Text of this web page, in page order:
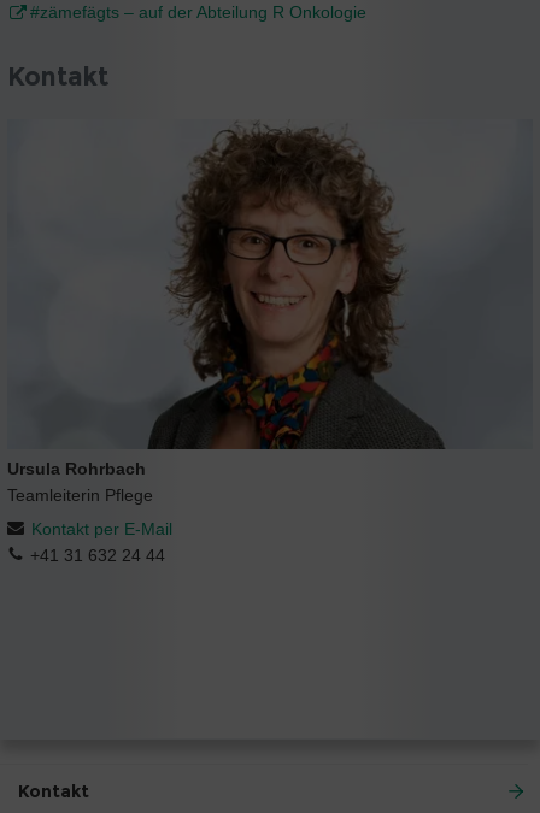
#zämefägts – auf der Abteilung R Onkologie
Kontakt
Ursula Rohrbach
Teamleiterin Pflege
Kontakt per E-Mail
+41 31 632 24 44
Kontakt